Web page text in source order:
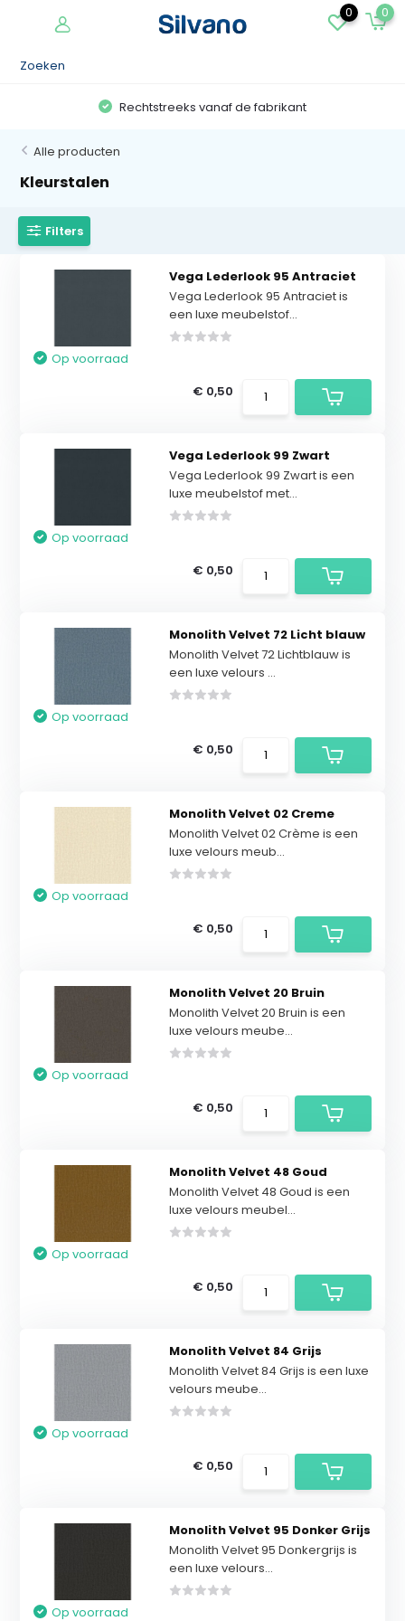
0 0
Alle producten
Kleurstalen
Filters
Vega Lederlook 95 Antraciet
Vega Lederlook 95 Antraciet is
een luxe meubelstof...
Op voorraad
€ 0,50
Vega Lederlook 99 Zwart
Vega Lederlook 99 Zwart is een
luxe meubelstof met...
Op voorraad
€ 0,50
Monolith Velvet 72 Licht blauw
Monolith Velvet 72 Lichtblauw is
een luxe velours ...
Op voorraad
€ 0,50
Monolith Velvet 02 Creme
Monolith Velvet 02 Crème is een
luxe velours meub...
Op voorraad
€ 0,50
Monolith Velvet 20 Bruin
Monolith Velvet 20 Bruin is een
luxe velours meube...
Op voorraad
€ 0,50
Monolith Velvet 48 Goud
Monolith Velvet 48 Goud is een
luxe velours meubel...
Op voorraad
€ 0,50
Monolith Velvet 84 Grijs
Monolith Velvet 84 Grijs is een luxe
velours meube...
Op voorraad
€ 0,50
Monolith Velvet 95 Donker Grijs
Monolith Velvet 95 Donkergrijs is
een luxe velours...
Op voorraad